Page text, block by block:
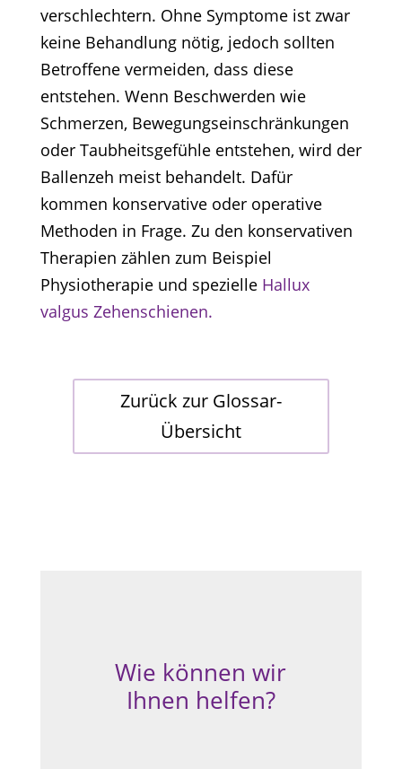
verschlechtern. Ohne Symptome ist zwar
keine Behandlung nötig, jedoch sollten
Betroffene vermeiden, dass diese
entstehen. Wenn Beschwerden wie
Schmerzen, Bewegungseinschränkungen
oder Taubheitsgefühle entstehen, wird der
Ballenzeh meist behandelt. Dafür
kommen konservative oder operative
Methoden in Frage. Zu den konservativen
Therapien zählen zum Beispiel
Physiotherapie und spezielle Hallux
valgus Zehenschienen.
Zurück zur Glossar-
Übersicht
Wie können wir
Ihnen helfen?